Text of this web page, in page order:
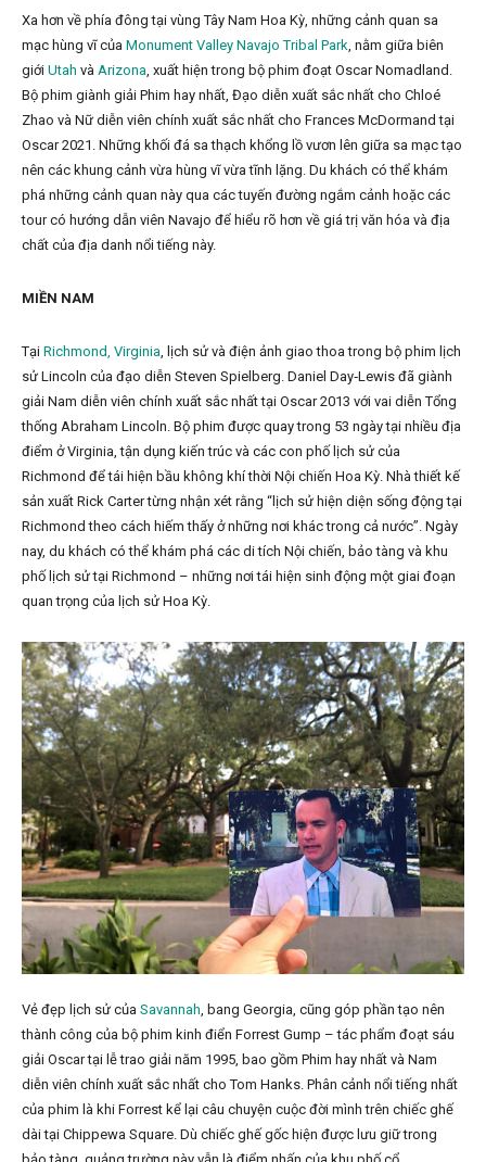
Xa hơn về phía đông tại vùng Tây Nam Hoa Kỳ, những cảnh quan sa
mạc hùng vĩ của Monument Valley Navajo Tribal Park, nằm giữa biên
giới Utah và Arizona, xuất hiện trong bộ phim đoạt Oscar Nomadland.
Bộ phim giành giải Phim hay nhất, Đạo diễn xuất sắc nhất cho Chloé
Zhao và Nữ diễn viên chính xuất sắc nhất cho Frances McDormand tại
Oscar 2021. Những khối đá sa thạch khổng lồ vươn lên giữa sa mạc tạo
nên các khung cảnh vừa hùng vĩ vừa tĩnh lặng. Du khách có thể khám
phá những cảnh quan này qua các tuyến đường ngắm cảnh hoặc các
tour có hướng dẫn viên Navajo để hiểu rõ hơn về giá trị văn hóa và địa
chất của địa danh nổi tiếng này.
MIỀN NAM
Tại Richmond, Virginia, lịch sử và điện ảnh giao thoa trong bộ phim lịch
sử Lincoln của đạo diễn Steven Spielberg. Daniel Day‑Lewis đã giành
giải Nam diễn viên chính xuất sắc nhất tại Oscar 2013 với vai diễn Tổng
thống Abraham Lincoln. Bộ phim được quay trong 53 ngày tại nhiều địa
điểm ở Virginia, tận dụng kiến trúc và các con phố lịch sử của
Richmond để tái hiện bầu không khí thời Nội chiến Hoa Kỳ. Nhà thiết kế
sản xuất Rick Carter từng nhận xét rằng “lịch sử hiện diện sống động tại
Richmond theo cách hiếm thấy ở những nơi khác trong cả nước”. Ngày
nay, du khách có thể khám phá các di tích Nội chiến, bảo tàng và khu
phố lịch sử tại Richmond – những nơi tái hiện sinh động một giai đoạn
quan trọng của lịch sử Hoa Kỳ.
Vẻ đẹp lịch sử của Savannah, bang Georgia, cũng góp phần tạo nên
thành công của bộ phim kinh điển Forrest Gump – tác phẩm đoạt sáu
giải Oscar tại lễ trao giải năm 1995, bao gồm Phim hay nhất và Nam
diễn viên chính xuất sắc nhất cho Tom Hanks. Phân cảnh nổi tiếng nhất
của phim là khi Forrest kể lại câu chuyện cuộc đời mình trên chiếc ghế
dài tại Chippewa Square. Dù chiếc ghế gốc hiện được lưu giữ trong